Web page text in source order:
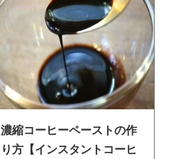
濃縮コーヒーペーストの作
り方【インスタントコーヒ